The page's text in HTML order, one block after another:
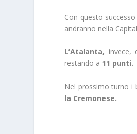
Con questo successo
andranno nella
L’Atalanta, invece,
restando a 11 punti.
Nel prossimo turno i
la Cremonese.